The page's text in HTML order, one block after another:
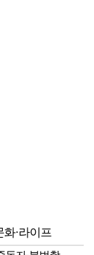
화·라이프